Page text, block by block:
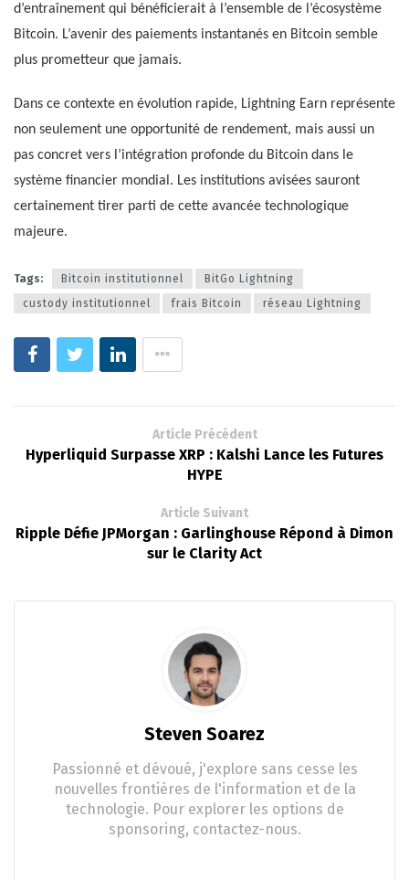
d’entraînement qui bénéficierait à l’ensemble de l’écosystème
Bitcoin. L’avenir des paiements instantanés en Bitcoin semble
plus prometteur que jamais.
Dans ce contexte en évolution rapide, Lightning Earn représente
non seulement une opportunité de rendement, mais aussi un
pas concret vers l’intégration profonde du Bitcoin dans le
système financier mondial. Les institutions avisées sauront
certainement tirer parti de cette avancée technologique
majeure.
Tags: Bitcoin institutionnel
BitGo Lightning
custody institutionnel
frais Bitcoin réseau Lightning
Article Précédent
Hyperliquid Surpasse XRP : Kalshi Lance les Futures
HYPE
Article Suivant
Ripple Défie JPMorgan : Garlinghouse Répond à Dimon
sur le Clarity Act
Steven Soarez
Passionné et dévoué, j'explore sans cesse les
nouvelles frontières de l'information et de la
technologie. Pour explorer les options de
sponsoring, contactez-nous.